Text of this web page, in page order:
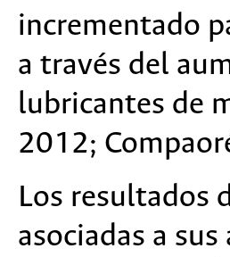
incrementado
a través del
lubricantes de
2012;
Los resultados
asociadas a